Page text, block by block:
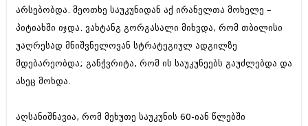
არსებობდა. მეოთხე საუკუნიდან აქ ირანელთა მოხელე –
პიტიახში იჯდა. ვახტანგ გორგასალი მიხვდა, რომ თბილისი
უაღრესად მნიშვნელოვან სტრატეგიულ ადგილზე
მდებარეობდა; განჭვრიტა, რომ ის საუკუნეებს გაუძლებდა და
ასეც მოხდა.
აღსანიშნავია, რომ მეხუთე საუკუნის 60-იან წლებში